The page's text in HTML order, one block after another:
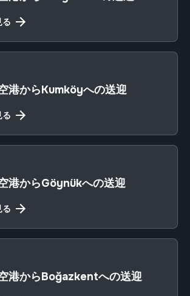
る
港からKumköyへの送迎
る
港からGöynükへの送迎
る
港からBoğazkentへの送迎